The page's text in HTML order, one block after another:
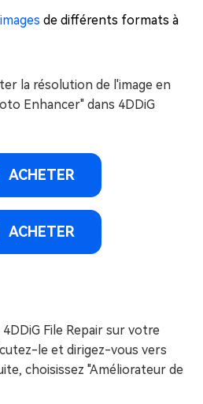
de différents formats à
la résolution de l'image en
Enhancer" dans 4DDiG
ACHETER
ACHETER
File Repair sur votre
le et dirigez-vous vers
choisissez "Améliorateur de